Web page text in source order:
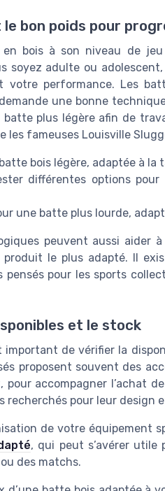
bon poids pour
bois à son niveau de
soyez adulte ou
votre performance. Les
une bonne
plus légère afin de
les fameuses Louisville
bois légère, adaptée à la
différentes options
une batte plus lourde,
peuvent aussi aider
le plus adapté. Il
pensés pour les sports
et le stock
de vérifier la
proposent souvent des
pour accompagner l’achat
recherchés pour leur design
de votre équipement
, qui peut s’avérer utile
des matchs.